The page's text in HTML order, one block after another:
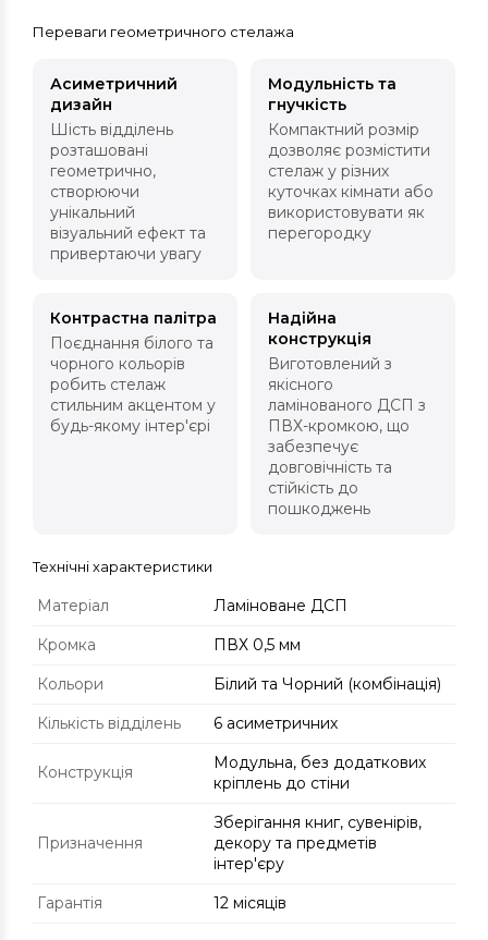
Переваги геометричного стелажа
Асиметричний
дизайн
Шість відділень
розташовані
геометрично,
створюючи
унікальний
візуальний ефект та
привертаючи увагу
Модульність та
гнучкість
Компактний розмір
дозволяє розмістити
стелаж у різних
куточках кімнати або
використовувати як
перегородку
Контрастна палітра
Поєднання білого та
чорного кольорів
робить стелаж
стильним акцентом у
будь-якому інтер'єрі
Надійна
конструкція
Виготовлений з
якісного
ламінованого ДСП з
ПВХ-кромкою, що
забезпечує
довговічність та
стійкість до
пошкоджень
Технічні характеристики
Матеріал
Ламіноване ДСП
Кромка
ПВХ 0,5 мм
Кольори
Білий та Чорний (комбінація)
Кількість відділень
6 асиметричних
Конструкція
Модульна, без додаткових
кріплень до стіни
Призначення
Зберігання книг, сувенірів,
декору та предметів
інтер'єру
Гарантія
12 місяців